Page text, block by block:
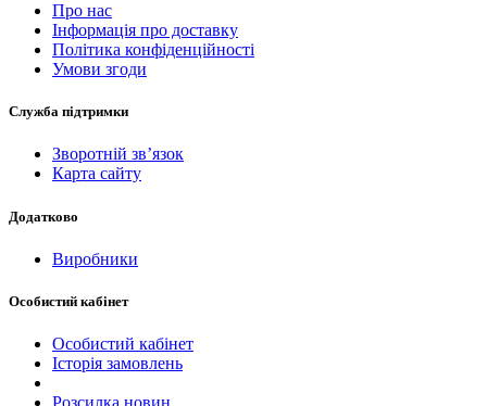
Про нас
Інформація про доставку
Політика конфіденційності
Умови згоди
Служба підтримки
Зворотній зв’язок
Карта сайту
Додатково
Виробники
Особистий кабінет
Особистий кабінет
Історія замовлень
Розсилка новин